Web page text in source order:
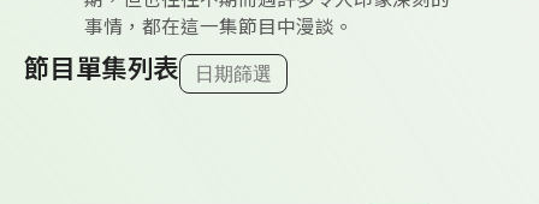
事情，都在這一集節目中漫談。
節目單集列表 日期篩選